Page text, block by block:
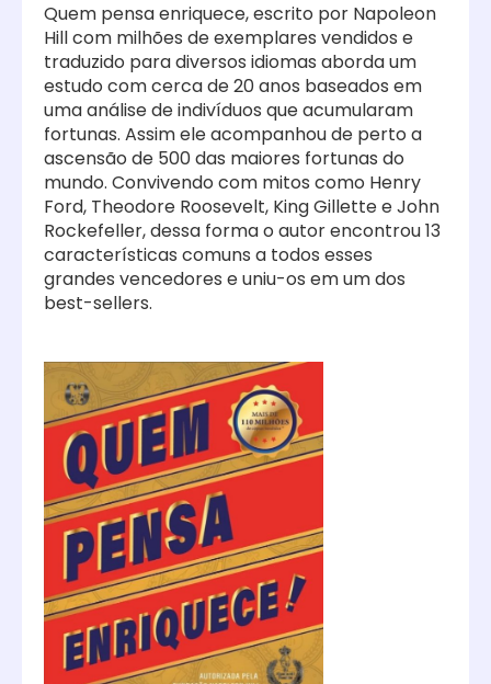
Quem pensa enriquece, escrito por Napoleon
Hill com milhões de exemplares vendidos e
traduzido para diversos idiomas aborda um
estudo com cerca de 20 anos baseados em
uma análise de indivíduos que acumularam
fortunas. Assim ele acompanhou de perto a
ascensão de 500 das maiores fortunas do
mundo. Convivendo com mitos como Henry
Ford, Theodore Roosevelt, King Gillette e John
Rockefeller, dessa forma o autor encontrou 13
características comuns a todos esses
grandes vencedores e uniu-os em um dos
best-sellers.